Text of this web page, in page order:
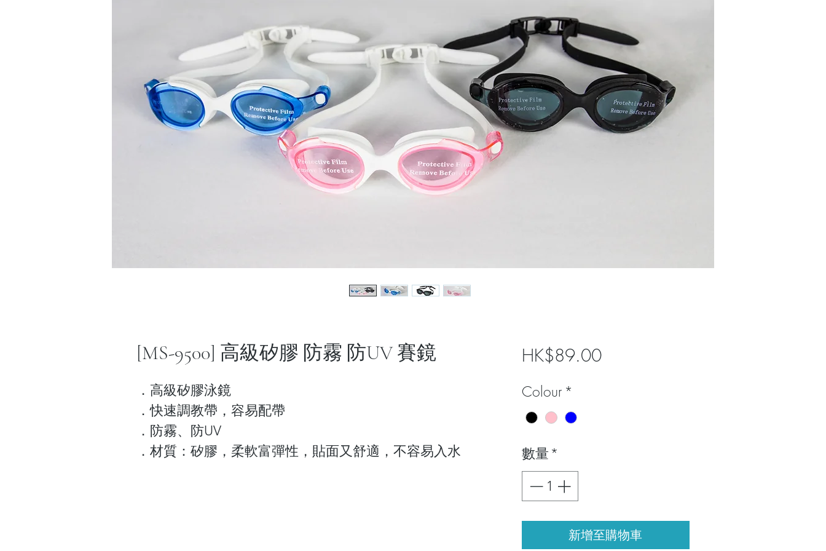
[MS-9500] 高級矽膠 防霧 防UV 賽鏡
．高級矽膠泳鏡
．快速調教帶，容易配帶
．防霧、防UV
．材質：矽膠，柔軟富彈性，貼面又舒適，不容易入水
HK$89.00價
Colour *
數量 *
新增至購物車